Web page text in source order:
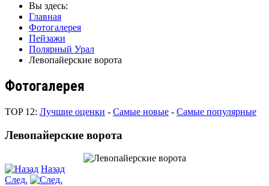
Вы здесь:
Главная
Фотогалерея
Пейзажи
Полярный Урал
Левопайерские ворота
Фотогалерея
TOP 12: Лучшие оценки - Самые новые - Самые популярные
Левопайерские ворота
Назад
След.